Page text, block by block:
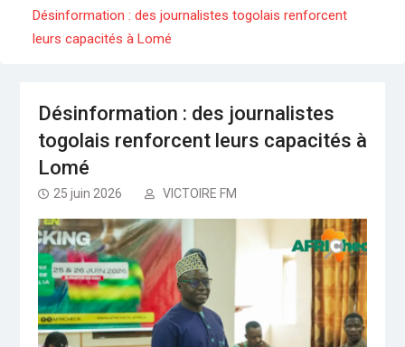
et accélération
Togo : Le président Faure Gnassingbé dans le
Canal +
Désinformation : des journalistes togolais renforcent
leurs capacités à Lomé
Désinformation : des journalistes
togolais renforcent leurs capacités à
Lomé
25 juin 2026 VICTOIRE FM